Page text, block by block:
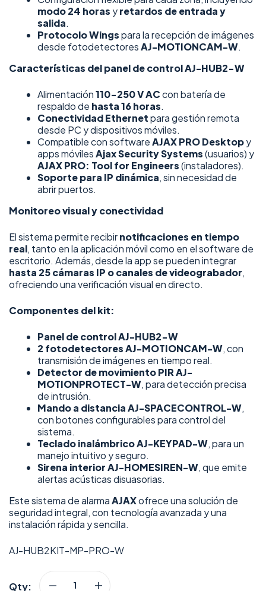
modo 24 horas yretardos de entrada y
salida.
Protocolo Wingspara la recepción de imágenes
desde fotodetectoresAJ-MOTIONCAM-W.
Características del panel de control AJ-HUB2-W
Alimentación110-250 V ACcon batería de
respaldo de hasta 16 horas.
Conectividad Ethernetpara gestión remota
desde PC y dispositivos móviles.
Compatible con softwareAJAX PRO Desktopy
apps móvilesAjax Security Systems(usuarios) y
AJAX PRO: Tool for Engineers(instaladores).
Soporte para IP dinámica, sin necesidad de
abrir puertos.
Monitoreo visual y conectividad
El sistema permite recibirnotificaciones en tiempo
real, tanto en la aplicación móvil como en el software de
escritorio. Además, desde la app se pueden integrar
hasta 25 cámaras IP o canales de videograbador,
ofreciendo una verificación visual en directo.
Componentes del kit:
Panel de control AJ-HUB2-W
2 fotodetectores AJ-MOTIONCAM-W, con
transmisión de imágenes en tiempo real.
Detector de movimiento PIR AJ-
MOTIONPROTECT-W, para detección precisa
de intrusión.
Mando a distancia AJ-SPACECONTROL-W,
con botones configurables para control del
sistema.
Teclado inalámbrico AJ-KEYPAD-W, para un
manejo intuitivo y seguro.
Sirena interior AJ-HOMESIREN-W, que emite
alertas acústicas disuasorias.
Este sistema de alarmaAJAXofrece una solución de
seguridad integral, con tecnología avanzada y una
instalación rápida y sencilla.
AJ-HUB2KIT-MP-PRO-W
Qty: